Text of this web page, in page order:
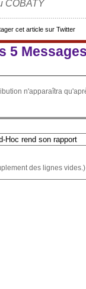
COBATY
cet article sur Twitter
5
n'apparaîtra
des lignes vides.)